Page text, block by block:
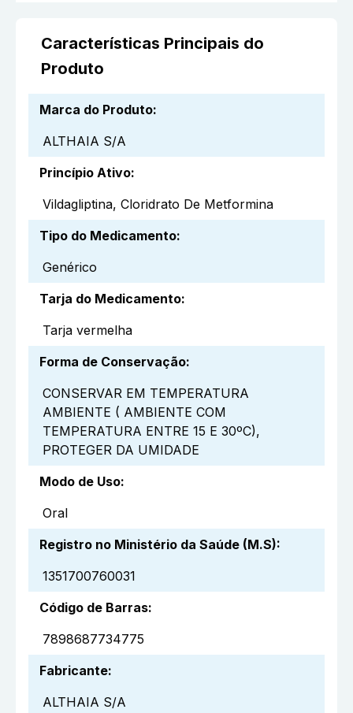
Características Principais do
Produto
Marca do Produto:
ALTHAIA S/A
Princípio Ativo:
Vildagliptina, Cloridrato De Metformina
Tipo do Medicamento:
Genérico
Tarja do Medicamento:
Tarja vermelha
Forma de Conservação:
CONSERVAR EM TEMPERATURA
AMBIENTE ( AMBIENTE COM
TEMPERATURA ENTRE 15 E 30ºC),
PROTEGER DA UMIDADE
Modo de Uso:
Oral
Registro no Ministério da Saúde (M.S):
1351700760031
Código de Barras:
7898687734775
Fabricante:
ALTHAIA S/A